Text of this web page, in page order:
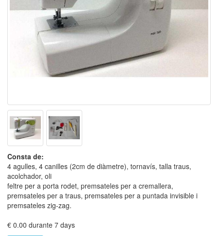
Consta de:
4 agulles, 4 canilles (2cm de diàmetre), tornavís, talla traus,
acolchador, oli
feltre per a porta rodet, premsateles per a cremallera,
premsateles per a traus, premsateles per a puntada invisible i
premsateles zig-zag.
€ 0.00 durante 7 days